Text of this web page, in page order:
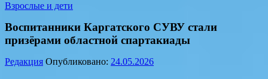
Взрослые и дети
Воспитанники Каргатского СУВУ стали
призёрами областной спартакиады
Редакция Опубликовано: 24.05.2026